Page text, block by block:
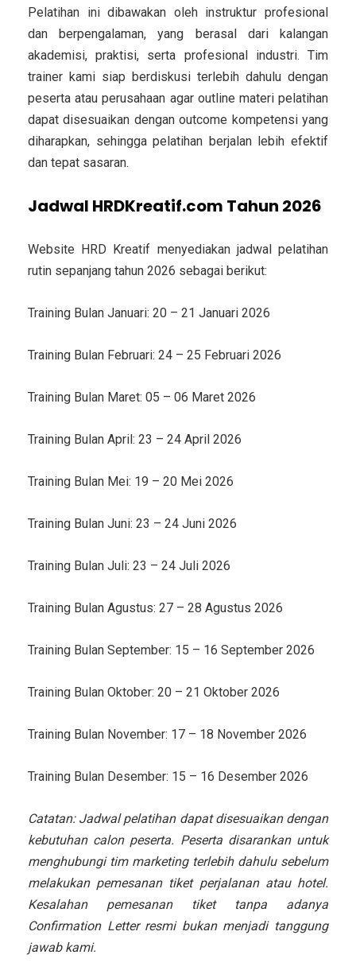
Pelatihan ini dibawakan oleh instruktur profesional
dan berpengalaman, yang berasal dari kalangan
akademisi, praktisi, serta profesional industri. Tim
trainer kami siap berdiskusi terlebih dahulu dengan
peserta atau perusahaan agar outline materi pelatihan
dapat disesuaikan dengan outcome kompetensi yang
diharapkan, sehingga pelatihan berjalan lebih efektif
dan tepat sasaran.
Jadwal HRDKreatif.com Tahun 2026
Website HRD Kreatif menyediakan jadwal pelatihan
rutin sepanjang tahun 2026 sebagai berikut:
Training Bulan Januari: 20 – 21 Januari 2026
Training Bulan Februari: 24 – 25 Februari 2026
Training Bulan Maret: 05 – 06 Maret 2026
Training Bulan April: 23 – 24 April 2026
Training Bulan Mei: 19 – 20 Mei 2026
Training Bulan Juni: 23 – 24 Juni 2026
Training Bulan Juli: 23 – 24 Juli 2026
Training Bulan Agustus: 27 – 28 Agustus 2026
Training Bulan September: 15 – 16 September 2026
Training Bulan Oktober: 20 – 21 Oktober 2026
Training Bulan November: 17 – 18 November 2026
Training Bulan Desember: 15 – 16 Desember 2026
Catatan: Jadwal pelatihan dapat disesuaikan dengan
kebutuhan calon peserta. Peserta disarankan untuk
menghubungi tim marketing terlebih dahulu sebelum
melakukan pemesanan tiket perjalanan atau hotel.
Kesalahan pemesanan tiket tanpa adanya
Confirmation Letter resmi bukan menjadi tanggung
jawab kami.